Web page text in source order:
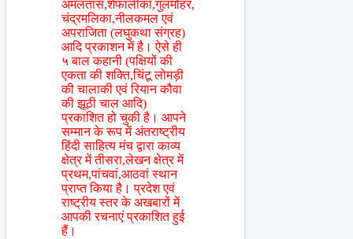
अमलतास,शेफालीका,गुलमोहर,
चंद्रमलिका,नीलकमल एवं
अपराजिता (लघुकथा संग्रह)
आदि प्रकाशन में है। ऐसे ही
५ बाल कहानी (पक्षियों की
एकता की शक्ति,चिंटू लोमड़ी
की चालाकी एवं रियान कौवा
की झूठी चाल आदि)
प्रकाशित हो चुकी है। आपने
सम्मान के रूप में अंतराष्ट्रीय
हिंदी साहित्य मंच द्वारा काव्य
क्षेत्र में तीसरा,लेखन क्षेत्र में
प्रथम,पांचवां,आठवां स्थान
प्राप्त किया है। प्रदेश एवं
राष्ट्रीय स्तर के अखबारों में
आपकी रचनाएं प्रकाशित हुई
हैं।